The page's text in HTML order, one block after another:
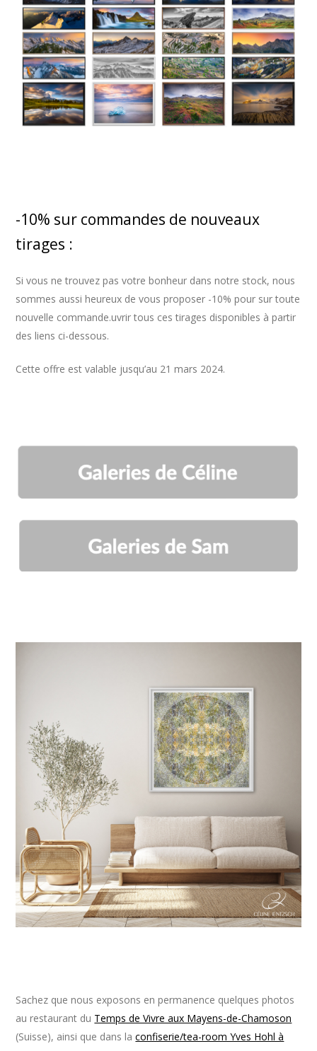
-10% sur commandes de nouveaux
tirages :
Si vous ne trouvez pas votre bonheur dans notre stock, nous
sommes aussi heureux de vous proposer -10% pour sur toute
nouvelle commande.uvrir tous ces tirages disponibles à partir
des liens ci-dessous.
Cette offre est valable jusqu’au 21 mars 2024.
Sachez que nous exposons en permanence quelques photos
au restaurant du Temps de Vivre aux Mayens-de-Chamoson
(Suisse), ainsi que dans laconfiserie/tea-room Yves Hohl à